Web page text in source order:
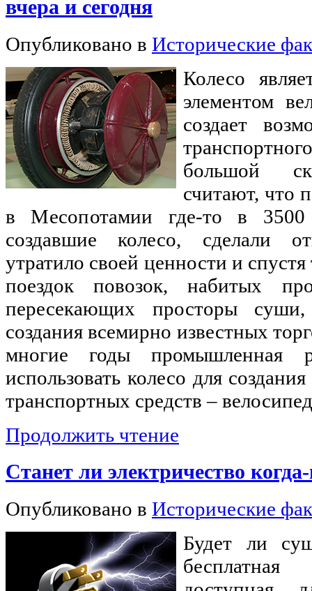
вчера и сегодня
Опубликовано в Исторические
Колесо
элементом
создает
большой
считают, что
в Месопотамии где-то в
создавшие колесо, сделали
утратило своей ценности и
поездок повозок, набитых
пересекающих просторы
создания всемирно известных
многие годы промышленная
использовать колесо для
транспортных средств –
Продолжить чтение
Станет ли электричество
Опубликовано в Исторические
Будет ли
бесплатная